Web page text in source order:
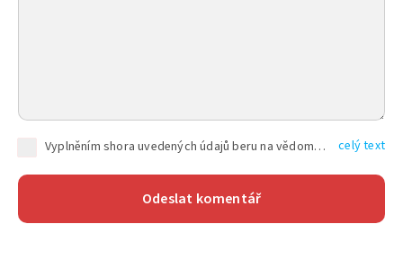
Vyplněním shora uvedených údajů beru na vědomí, že společnost TEXT FACTORY s.r.o., sídlem Brno, Durďákova 336/29, Černá Pole, PSČ: 613 00, IČ: 06157831, zapsané u Krajského soudu v Brně, oddíl C, vložka 100399, bude zpracovávat mé osobní údaje uvedené v rámci mnou vyplněného registračního formuláře na základě oprávněných zájmů TEXT FACTORY s.r.o. dle čl. 6 odst. 1 písm. f) GDPR a pro splnění právních povinností (čl. 6 odst. 1 písm. c) GDPR), a to pro tyto účely: nezbytnost zajistit oprávnění návštěvníka webových stránek provozovaných společností TEXT FACTORY s.r.o. přispívat aktivně ke zveřejněným článkům nebo v rámci diskusních fór a výkon práv TEXT FACTORY s.r.o. jako administrátora těchto diskusních fór. Více informací o zpracování osobních údajů a právech lze nalézt v celý text